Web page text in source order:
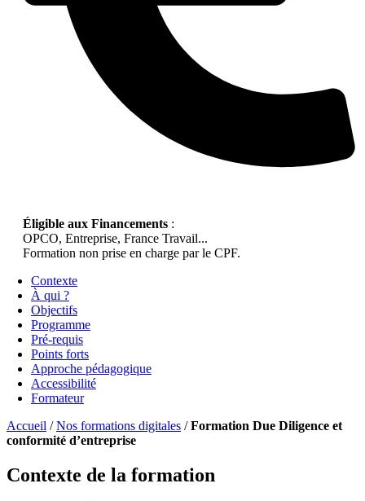
Éligible aux Financements :
OPCO, Entreprise, France Travail...
Formation non prise en charge par le CPF.
Contexte
À qui ?
Objectifs
Programme
Pré-requis
Points forts
Approche pédagogique
Accessibilité
Formateur
Accueil /Nos formations digitales /Formation Due Diligence et
conformité d’entreprise
Contexte de la formation